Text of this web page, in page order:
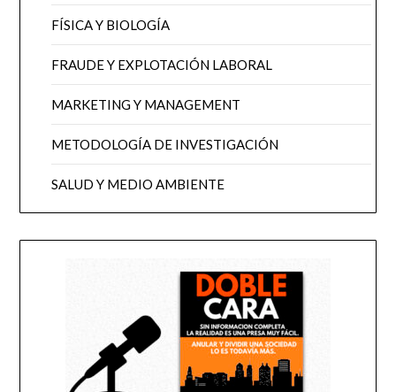
FÍSICA Y BIOLOGÍA
FRAUDE Y EXPLOTACIÓN LABORAL
MARKETING Y MANAGEMENT
METODOLOGÍA DE INVESTIGACIÓN
SALUD Y MEDIO AMBIENTE